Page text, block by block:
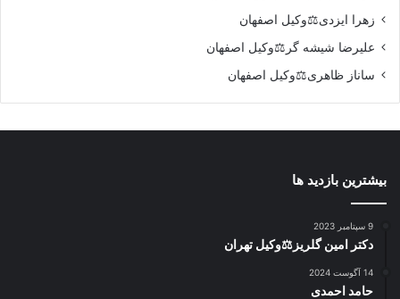
زهرا ایزدی⚖️وکیل اصفهان
علیرضا شیشه گر⚖️وکیل اصفهان
ساناز ظاهری⚖️وکیل اصفهان
بیشترین بازدید ها
9 سپتامبر 2023
دکتر امین گلریز⚖️وکیل تهران
14 آگوست 2024
حامد احمدی